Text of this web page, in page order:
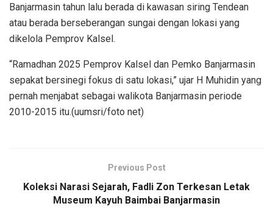
Banjarmasin tahun lalu berada di kawasan siring Tendean
atau berada berseberangan sungai dengan lokasi yang
dikelola Pemprov Kalsel.
“Ramadhan 2025 Pemprov Kalsel dan Pemko Banjarmasin
sepakat bersinegi fokus di satu lokasi,” ujar H Muhidin yang
pernah menjabat sebagai walikota Banjarmasin periode
2010-2015 itu.(uumsri/foto net)
Previous Post
Koleksi Narasi Sejarah, Fadli Zon Terkesan Letak
Museum Kayuh Baimbai Banjarmasin